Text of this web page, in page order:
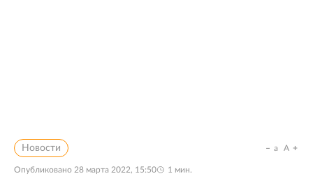
Новости
Опубликовано 28 марта 2022, 15:50 1 мин.
a A